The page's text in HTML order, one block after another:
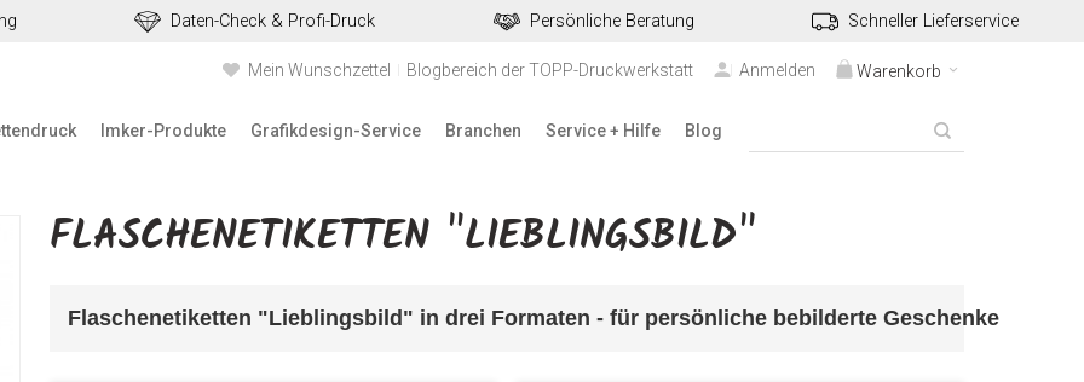
Daten-Check & Profi-Druck Persönliche Beratung Schneller Lieferservice
Warenkorb
Mein Wunschzettel Blogbereich der TOPP-Druckwerkstatt Anmelden
Imker-Produkte Grafikdesign-Service Branchen Service + Hilfe Blog
FLASCHENETIKETTEN "LIEBLINGSBILD"
Flaschenetiketten "Lieblingsbild" in drei Formaten - für persönliche bebilderte Geschenke